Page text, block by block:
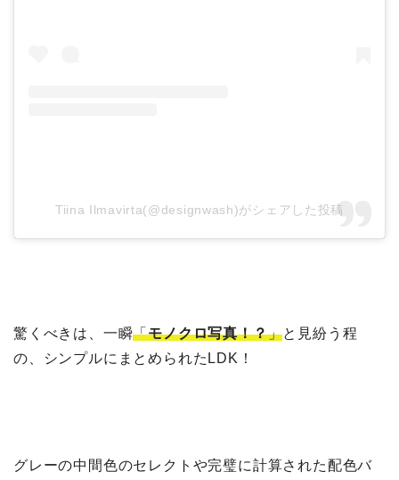
Tiina Ilmavirta(@designwash)がシェアした投稿
驚くべきは、一瞬「モノクロ写真！？」と見紛う程
の、シンプルにまとめられたLDK！
グレーの中間色のセレクトや完璧に計算された配色バ